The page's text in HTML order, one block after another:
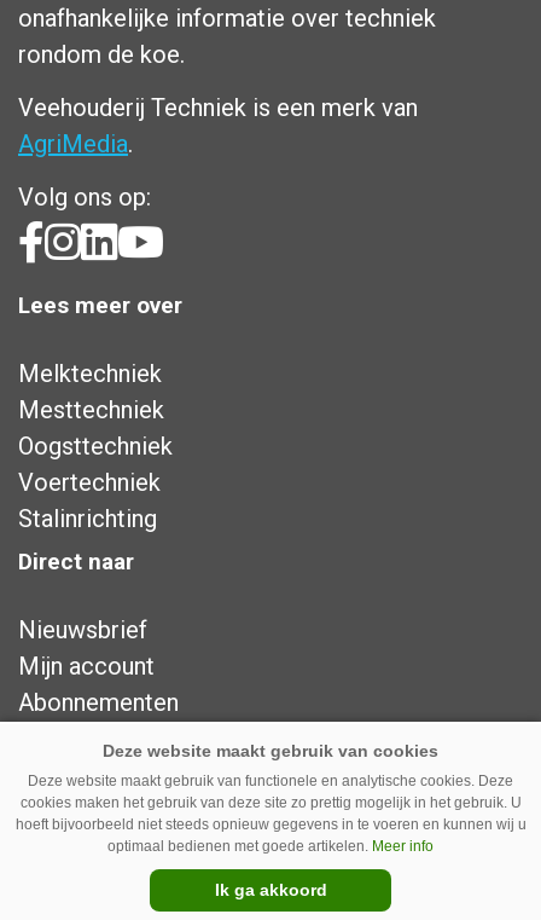
onafhankelijke informatie over techniek
rondom de koe.
Veehouderij Techniek is een merk van
AgriMedia.
Volg ons op:
Lees meer over
Melktechniek
Mesttechniek
Oogsttechniek
Voertechniek
Stalinrichting
Direct naar
Nieuwsbrief
Mijn account
Abonnementen
Adverteren
Over ons
Contact
Deze website maakt gebruik van functionele en analytische cookies. Deze
cookies maken het gebruik van deze site zo prettig mogelijk in het gebruik. U
hoeft bijvoorbeeld niet steeds opnieuw gegevens in te voeren en kunnen wij u
optimaal bedienen met goede artikelen. Meer info
Ik ga akkoord